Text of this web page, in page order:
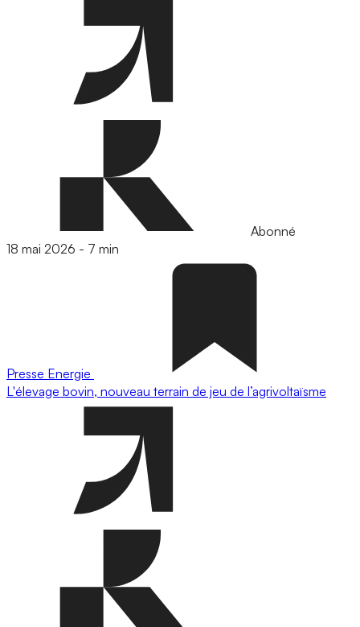
Abonné
18 mai 2026 - 7 min
Presse Energie
L'élevage bovin, nouveau terrain de jeu de l’agrivoltaïsme